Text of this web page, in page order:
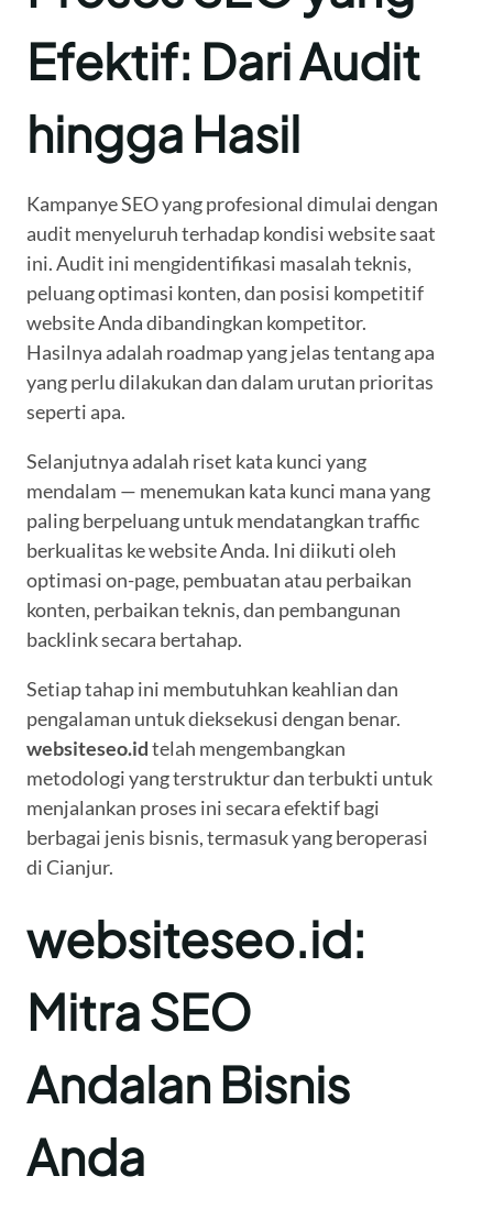
Efektif: Dari Audit
hingga Hasil
Kampanye SEO yang profesional dimulai dengan
audit menyeluruh terhadap kondisi website saat
ini. Audit ini mengidentifikasi masalah teknis,
peluang optimasi konten, dan posisi kompetitif
website Anda dibandingkan kompetitor.
Hasilnya adalah roadmap yang jelas tentang apa
yang perlu dilakukan dan dalam urutan prioritas
seperti apa.
Selanjutnya adalah riset kata kunci yang
mendalam — menemukan kata kunci mana yang
paling berpeluang untuk mendatangkan traffic
berkualitas ke website Anda. Ini diikuti oleh
optimasi on-page, pembuatan atau perbaikan
konten, perbaikan teknis, dan pembangunan
backlink secara bertahap.
Setiap tahap ini membutuhkan keahlian dan
pengalaman untuk dieksekusi dengan benar.
websiteseo.idtelah mengembangkan
metodologi yang terstruktur dan terbukti untuk
menjalankan proses ini secara efektif bagi
berbagai jenis bisnis, termasuk yang beroperasi
di Cianjur.
websiteseo.id:
Mitra SEO
Andalan Bisnis
Anda